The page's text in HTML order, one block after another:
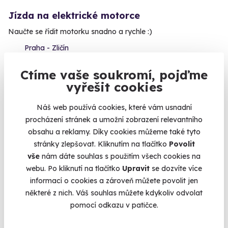
Ctíme vaše soukromí, pojďme
vyřešit cookies
Náš web používá cookies, které vám usnadní
procházení stránek a umožní zobrazení relevantního
obsahu a reklamy. Díky cookies můžeme také tyto
stránky zlepšovat. Kliknutím na tlačítko Povolit
vše nám dáte souhlas s použitím všech cookies na
webu. Po kliknutí na tlačítko Upravit se dozvíte více
informací o cookies a zároveň můžete povolit jen
některé z nich. Váš souhlas můžete kdykoliv odvolat
pomocí odkazu v patičce.
Jízda na elektrické motorce
Naučte se řídit motorku snadno a rychle :)
Praha - Zličín
2 099 Kč
1 849 Kč
Volný termín už 12. 08. 2026